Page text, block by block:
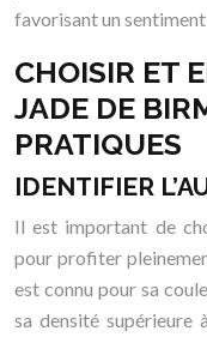
favorisant un
CHOISIR ET
JADE DE
PRATIQUES
IDENTIFIER
Il est important de
pour profiter
est connu pour sa
sa densité supérieure